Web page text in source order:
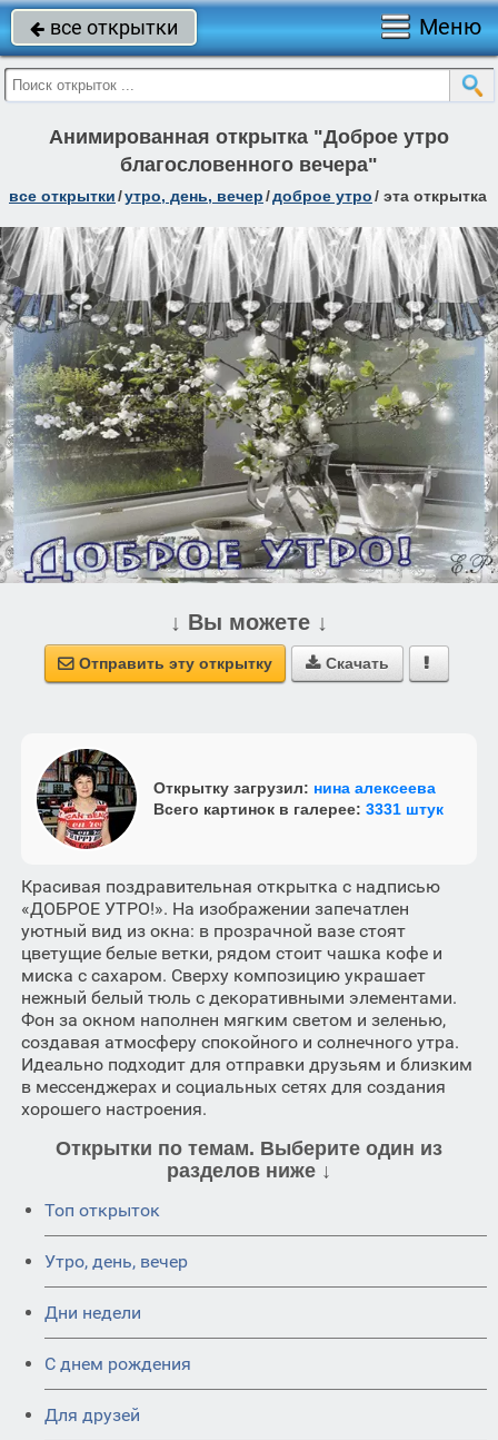
 все открытки Меню
Анимированная открытка "Доброе утро
благословенного вечера"
все открытки/утро, день, вечер/доброе утро/ эта открытка
↓ Вы можете ↓
 Отправить эту открытку  Скачать 
Открытку загрузил: нина алексеева
Всего картинок в галерее: 3331 штук
Красивая поздравительная открытка с надписью
«ДОБРОЕ УТРО!». На изображении запечатлен
уютный вид из окна: в прозрачной вазе стоят
цветущие белые ветки, рядом стоит чашка кофе и
миска с сахаром. Сверху композицию украшает
нежный белый тюль с декоративными элементами.
Фон за окном наполнен мягким светом и зеленью,
создавая атмосферу спокойного и солнечного утра.
Идеально подходит для отправки друзьям и близким
в мессенджерах и социальных сетях для создания
хорошего настроения.
Открытки по темам. Выберите один из
разделов ниже ↓
Топ открыток
Утро, день, вечер
Дни недели
C днем рождения
Для друзей